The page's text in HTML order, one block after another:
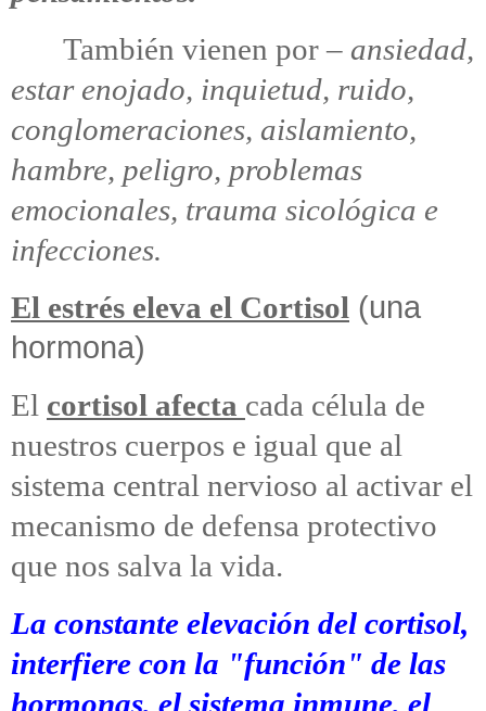
También vienen por – ansiedad,
estar enojado, inquietud, ruido,
conglomeraciones, aislamiento,
hambre, peligro, problemas
emocionales, trauma sicológica e
infecciones.
El estrés eleva el Cortisol (una
hormona)
El cortisol afecta cada célula de
nuestros cuerpos e igual que al
sistema central nervioso al activar el
mecanismo de defensa protectivo
que nos salva la vida.
La constante elevación del cortisol,
interfiere con la "función" de las
hormonas, el sistema inmune, el